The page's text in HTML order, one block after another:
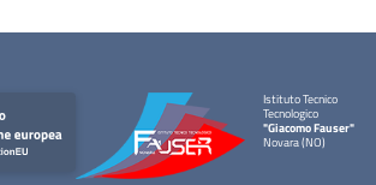
Istituto Tecnico
Tecnologico
"Giacomo Fauser"
Novara (NO)